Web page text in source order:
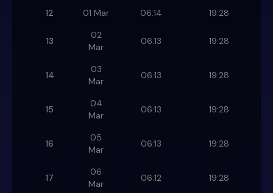
12
01 Mar 06:14 19:28
13
02
Mar
06:13 19:28
14
03
Mar
06:13 19:28
15
04
Mar
06:13 19:28
16
05
Mar
06:13 19:28
17
06
Mar
06:12 19:28